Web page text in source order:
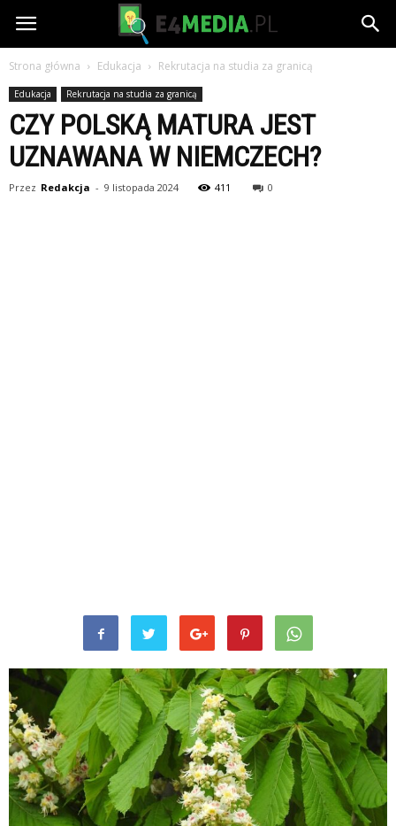
e4media.pl
Strona główna Edukacja Rekrutacja na studia za granicą
Edukacja Rekrutacja na studia za granicą
CZY POLSKĄ MATURA JEST
UZNAWANA W NIEMCZECH?
Przez Redakcja - 9 listopada 2024 411 0